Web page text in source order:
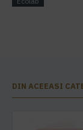
DIN ACEEASI